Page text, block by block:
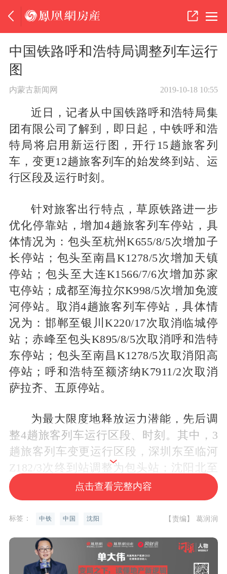
中国铁路呼和浩特局调整列车运行
图
内蒙古新闻网 2019-10-18 10:55
近日，记者从中国铁路呼和浩特局集
团有限公司了解到，即日起，中铁呼和浩
特局将启用新运行图，开行15趟旅客列
车，变更12趟旅客列车的始发终到站、运
行区段及运行时刻。
针对旅客出行特点，草原铁路进一步
优化停靠站，增加4趟旅客列车停站，具
体情况为：包头至杭州K655/8/5次增加子
长停站；包头至南昌K1278/5次增加天镇
停站；包头至大连K1566/7/6次增加苏家
屯停站；成都至海拉尔K998/5次增加免渡
河停站。取消4趟旅客列车停站，具体情
况为：邯郸至银川K220/17次取消临城停
站；赤峰至包头K895/8/5次取消呼和浩特
东停站；包头至南昌K1278/5次取消阳高
停站；呼和浩特至额济纳K7911/2次取消
萨拉齐、五原停站。
为最大限度地释放运力潜能，先后调
整4趟旅客列车运行区段、时刻。其中，3
趟旅客列车变更运行区段，深圳东至临河
Z182/3次终到站调整为包头站；沈阳北至
西宁K1520/17次径路调整为沈阳北、大
成、裕国、马三家站运行；西宁至沈阳北
K1518/9次径路调整为马三家、永安桥、
时刻，具体情况为：9月20日至10月30
日，大同至额济纳Y329/330次时刻进行调
点击查看完整内容
标签： 中铁 中国 沈阳 【责编】 葛润润